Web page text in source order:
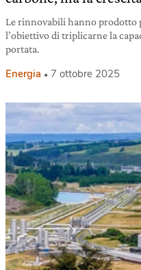
Le rinnovabili hanno prodotto
l’obiettivo di triplicarne la
portata.
Energia 7 ottobre 2025